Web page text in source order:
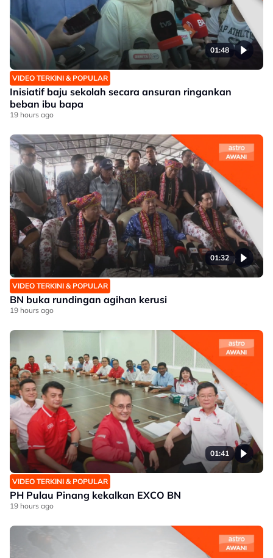
01:48
VIDEO TERKINI & POPULAR
Inisiatif baju sekolah secara ansuran ringankan
beban ibu bapa
19 hours ago
01:32
VIDEO TERKINI & POPULAR
BN buka rundingan agihan kerusi
19 hours ago
01:41
VIDEO TERKINI & POPULAR
PH Pulau Pinang kekalkan EXCO BN
19 hours ago